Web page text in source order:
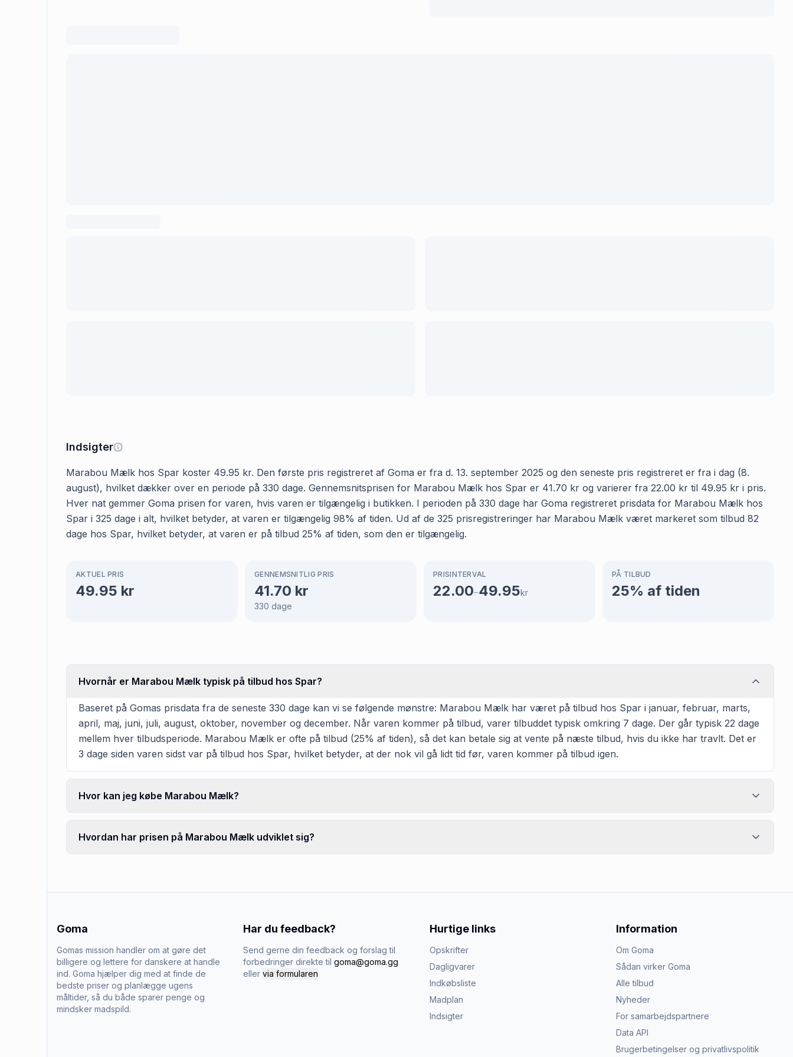
Indsigter
Marabou Mælk hos Spar koster 49.95 kr. Den første pris registreret af Goma er fra d. 13. september 2025 og den seneste pris registreret er fra i dag (8.
august), hvilket dækker over en periode på 330 dage. Gennemsnitsprisen for Marabou Mælk hos Spar er 41.70 kr og varierer fra 22.00 kr til 49.95 kr i pris.
Hver nat gemmer Goma prisen for varen, hvis varen er tilgængelig i butikken. I perioden på 330 dage har Goma registreret prisdata for Marabou Mælk hos
Spar i 325 dage i alt, hvilket betyder, at varen er tilgængelig 98% af tiden. Ud af de 325 prisregistreringer har Marabou Mælk været markeret som tilbud 82
dage hos Spar, hvilket betyder, at varen er på tilbud 25% af tiden, som den er tilgængelig.
AKTUEL PRIS
49.95 kr
GENNEMSNITLIG PRIS
41.70 kr
330 dage
PRISINTERVAL
22.00–49.95kr
PÅ TILBUD
25% af tiden
Hvornår er Marabou Mælk typisk på tilbud hos Spar?
Baseret på Gomas prisdata fra de seneste 330 dage kan vi se følgende mønstre: Marabou Mælk har været på tilbud hos Spar i januar, februar, marts,
april, maj, juni, juli, august, oktober, november og december. Når varen kommer på tilbud, varer tilbuddet typisk omkring 7 dage. Der går typisk 22 dage
mellem hver tilbudsperiode. Marabou Mælk er ofte på tilbud (25% af tiden), så det kan betale sig at vente på næste tilbud, hvis du ikke har travlt. Det er
3 dage siden varen sidst var på tilbud hos Spar, hvilket betyder, at der nok vil gå lidt tid før, varen kommer på tilbud igen.
Hvor kan jeg købe Marabou Mælk?
Hvordan har prisen på Marabou Mælk udviklet sig?
Goma
Gomas mission handler om at gøre det
billigere og lettere for danskere at handle
ind. Goma hjælper dig med at finde de
bedste priser og planlægge ugens
måltider, så du både sparer penge og
mindsker madspild.
Har du feedback?
Send gerne din feedback og forslag til
forbedringer direkte til goma@goma.gg
eller via formularen
Hurtige links
Opskrifter
Dagligvarer
Indkøbsliste
Madplan
Indsigter
Information
Om Goma
Sådan virker Goma
Alle tilbud
Nyheder
For samarbejdspartnere
Data API
Brugerbetingelser og privatlivspolitik